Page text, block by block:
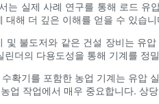
실제 사례 연구를 통해 로드
대해 더 깊은 이해를 얻을 수 있습니
불도저와 같은 건설 장비는 유
더의 다용도성을 통해 기계를 정
확기를 포함한 농업 기계는 유압
작업에서 매우 중요합니다. 상